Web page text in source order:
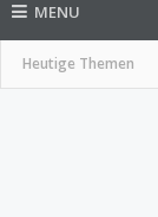
MENU
Heutige Themen